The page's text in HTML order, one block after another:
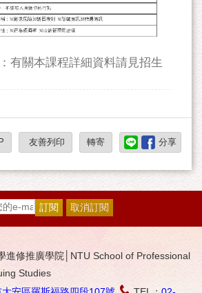
有關本課程詳細資料請見招生
友善列印 轉寄 分享
修推廣學院│NTU School of Professional
Studies